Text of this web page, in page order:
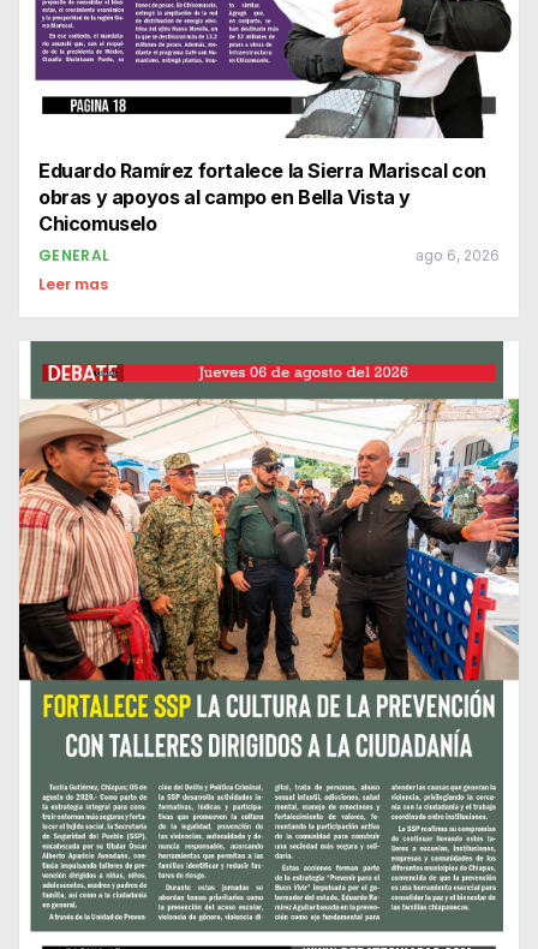
Eduardo Ramírez fortalece la Sierra Mariscal con
obras y apoyos al campo en Bella Vista y
Chicomuselo
GENERAL ago 6, 2026
Leer mas